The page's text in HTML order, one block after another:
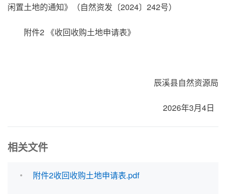
闲置土地的通知》（自然资发〔2024〕242号）
附件2 《收回收购土地申请表》
辰溪县自然资源局
2026年3月4日
相关文件
附件2收回收购土地申请表.pdf